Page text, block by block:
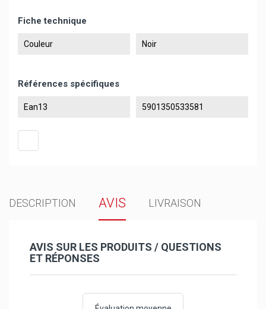
Fiche technique
Couleur Noir
Références spécifiques
Ean13 5901350533581
DESCRIPTION AVIS LIVRAISON
AVIS SUR LES PRODUITS / QUESTIONS
ET RÉPONSES